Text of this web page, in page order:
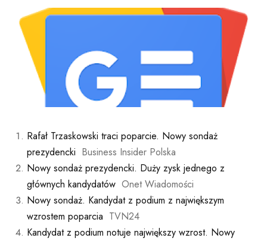
Rafał Trzaskowski traci poparcie. Nowy sondaż
prezydencki Business Insider Polska
Nowy sondaż prezydencki. Duży zysk jednego z
głównych kandydatów Onet Wiadomości
Nowy sondaż. Kandydat z podium z największym
wzrostem poparcia TVN24
Kandydat z podium notuje największy wzrost. Nowy